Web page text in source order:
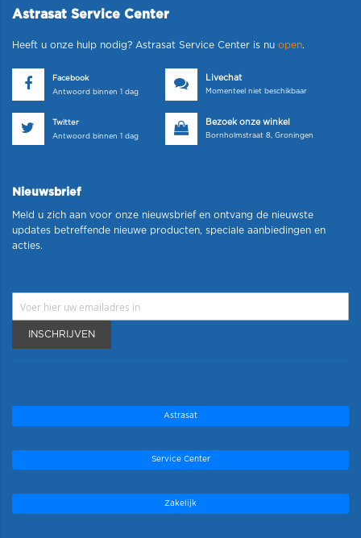
Astrasat Service Center
Heeft u onze hulp nodig? Astrasat Service Center is nu open.
Facebook
Antwoord binnen 1 dag
Livechat
Momenteel niet beschikbaar
Twitter
Antwoord binnen 1 dag
Bezoek onze winkel
Bornholmstraat 8, Groningen
Nieuwsbrief
Meld u zich aan voor onze nieuwsbrief en ontvang de nieuwste
updates betreffende nieuwe producten, speciale aanbiedingen en
acties.
INSCHRIJVEN
Astrasat
Service Center
Zakelijk